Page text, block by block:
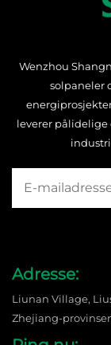
Wenzhou
solpaneler
leverer
Adresse:
Liunan Village,
Zhejiang-